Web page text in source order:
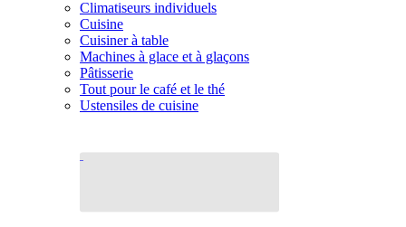
Climatiseurs individuels
Cuisine
Cuisiner à table
Machines à glace et à glaçons
Pâtisserie
Tout pour le café et le thé
Ustensiles de cuisine